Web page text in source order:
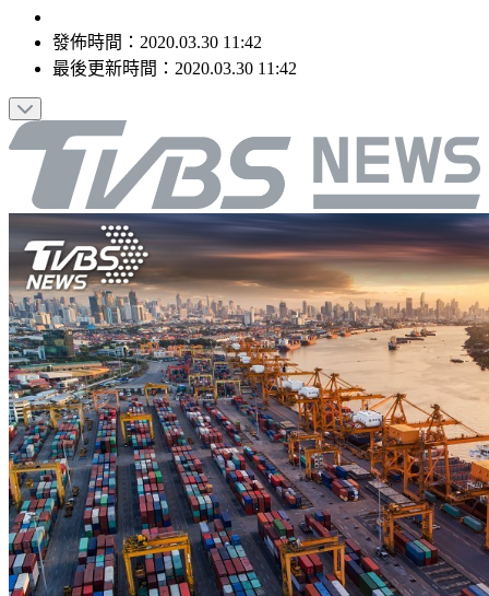
發佈時間： 2020.03.30 11:42
最後更新時間： 2020.03.30 11:42